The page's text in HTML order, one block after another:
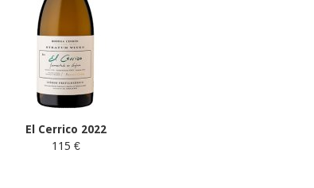
El Cerrico 2022
115 €